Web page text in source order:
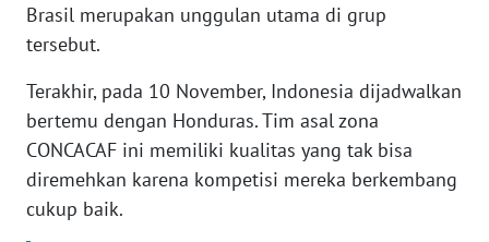
Brasil merupakan unggulan utama di grup
tersebut.
Terakhir, pada 10 November, Indonesia dijadwalkan
bertemu dengan Honduras. Tim asal zona
CONCACAF ini memiliki kualitas yang tak bisa
diremehkan karena kompetisi mereka berkembang
cukup baik.
DISCLAIMER
Wahana
News
Regional
WN
SUMUT